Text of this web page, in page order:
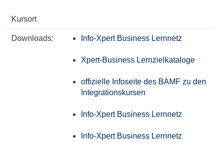
Kursort
Downloads: Info-Xpert Business Lernnetz
Xpert-Business Lernzielkataloge
offizielle Infoseite des BAMF zu den
Integrationskursen
Info-Xpert Business Lernnetz
Info-Xpert Business Lernnetz